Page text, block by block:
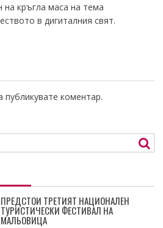
кръгла маса на тема
в дигиталния свят.
публикувате коментар.
ПРЕДСТОИ ТРЕТИЯТ НАЦИОНАЛЕН
ТУРИСТИЧЕСКИ ФЕСТИВАЛ НА
МАЛЬОВИЦА